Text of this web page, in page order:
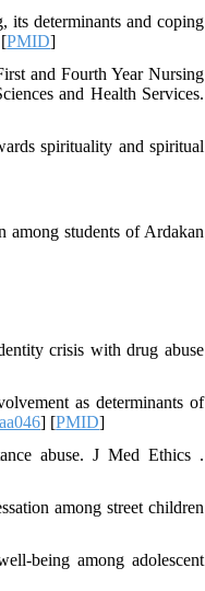
its determinants and coping
PMID]
and Fourth Year Nursing
and Health Services.
spirituality and spiritual
among students of Ardakan
crisis with drug abuse
as determinants of
] [PMID]
abuse. J Med Ethics .
among street children
being among adolescent